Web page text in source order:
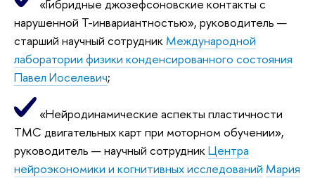
«Гибридные джозефсоновские контакты с
нарушенной T-инвариантностью», руководитель —
старший научный сотрудник Международной
лаборатории физики конденсированного состояния
Павел Иоселевич;
«Нейродинамические аспекты пластичности
ТМС двигательных карт при моторном обучении»,
руководитель — научный сотрудникЦентра
нейроэкономики и когнитивных исследований Мария